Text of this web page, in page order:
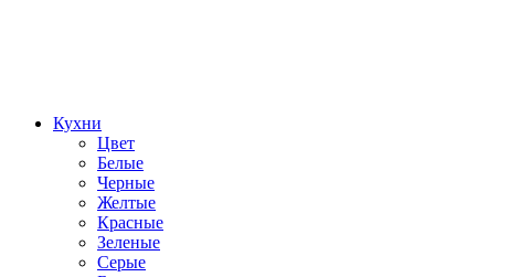
Кухни
Цвет
Белые
Черные
Желтые
Красные
Зеленые
Серые